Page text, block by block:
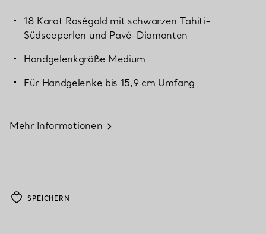
18 Karat Roségold mit schwarzen Tahiti-
Südseeperlen und Pavé-Diamanten
Handgelenkgröße Medium
Für Handgelenke bis 15,9 cm Umfang
Mehr Informationen
SPEICHERN